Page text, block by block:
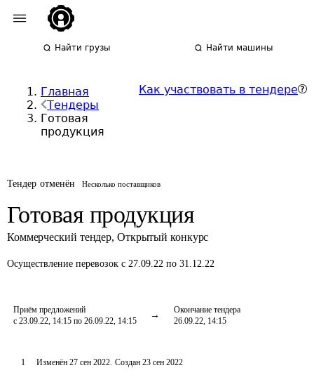
Найти грузы Найти машины
Главная
Тендеры
Готовая
продукция
Как участвовать в тендере
Тендер отменён Несколько поставщиков
Готовая продукция
Коммерческий тендер, Открытый конкурс
Осуществление перевозок с 27.09.22 по 31.12.22
Приём предложений
с 23.09.22, 14:15 по 26.09.22, 14:15
Окончание тендера
26.09.22, 14:15
1 Изменён 27 сен 2022. Создан 23 сен 2022